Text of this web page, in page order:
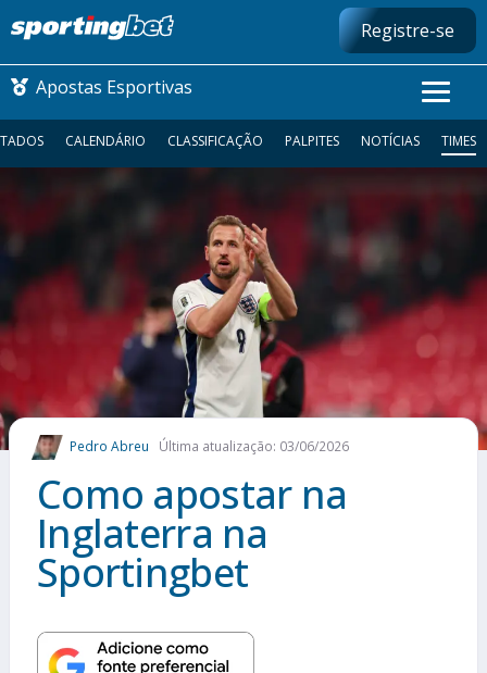
Registre-se
Apostas Esportivas
FUTEBOL NACIONAL
FUTEBOL INTERNACIONAL
COMO APOSTAR
MAIS ESPORTES
CALENDÁRIO CLASSIFICAÇÃO PALPITES NOTÍCIAS TIMES
Pedro Abreu Última atualização: 03/06/2026
Como apostar na
Inglaterra na
Sportingbet